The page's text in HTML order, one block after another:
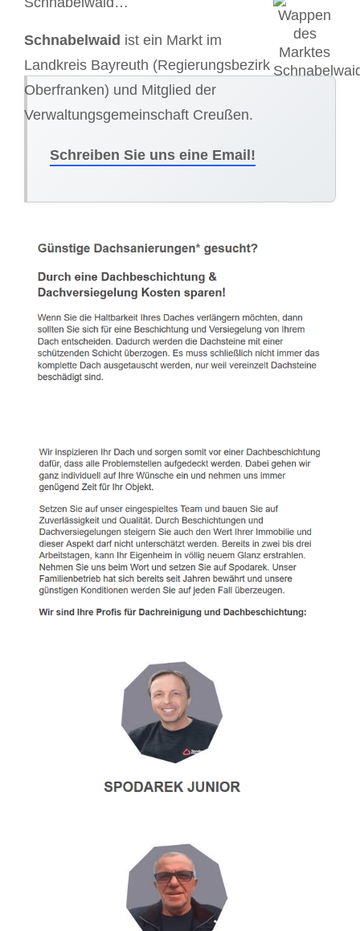
Schnabelwaid ist ein Markt im
Landkreis Bayreuth (Regierungsbezirk
Oberfranken) und Mitglied der
Verwaltungsgemeinschaft Creußen.
Schreiben Sie uns eine Email!